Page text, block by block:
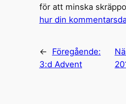
för att minska
hur din
←
Föregående:
3:d Advent